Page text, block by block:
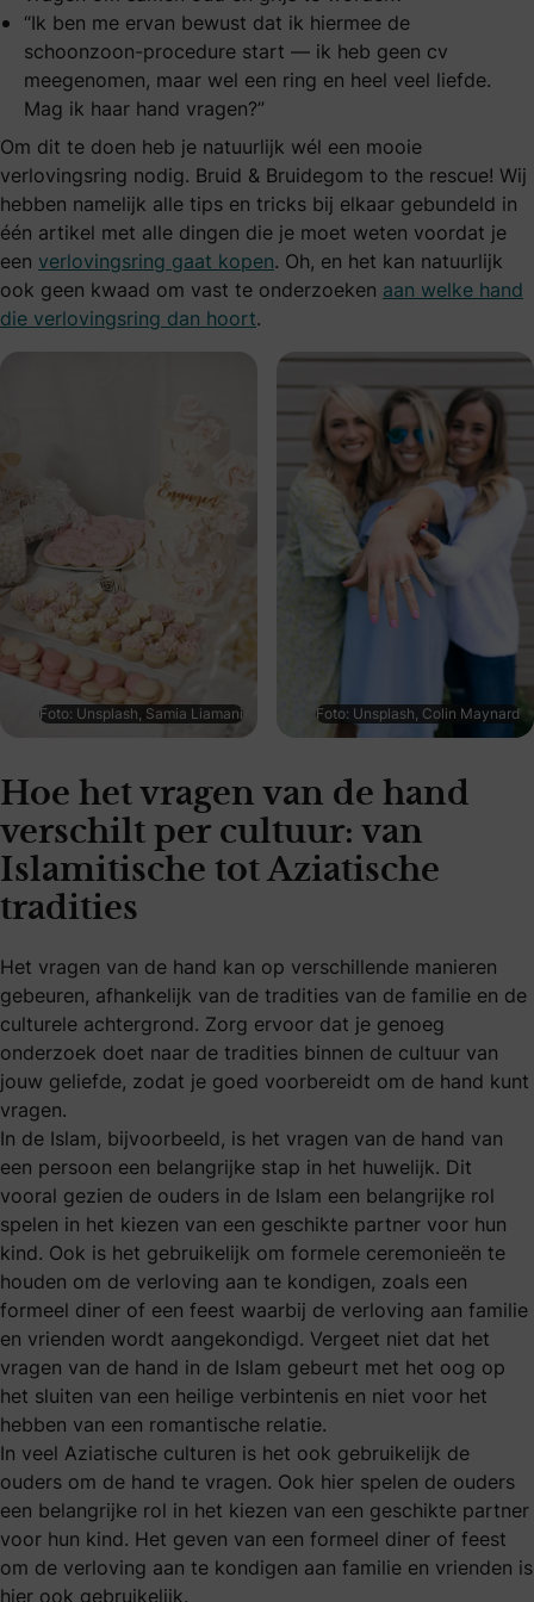
“Ik ben me ervan bewust dat ik hiermee de
schoonzoon-procedure start — ik heb geen cv
meegenomen, maar wel een ring en heel veel liefde.
Mag ik haar hand vragen?”
Om dit te doen heb je natuurlijk wél een mooie
verlovingsring nodig. Bruid & Bruidegom to the rescue! Wij
hebben namelijk alle tips en tricks bij elkaar gebundeld in
één artikel met alle dingen die je moet weten voordat je
een verlovingsring gaat kopen. Oh, en het kan natuurlijk
ook geen kwaad om vast te onderzoeken aan welke hand
die verlovingsring dan hoort.
Foto: Unsplash, Samia Liamani Foto: Unsplash, Colin Maynard
Hoe het vragen van de hand
verschilt per cultuur: van
Islamitische tot Aziatische
tradities
Het vragen van de hand kan op verschillende manieren
gebeuren, afhankelijk van de tradities van de familie en de
culturele achtergrond. Zorg ervoor dat je genoeg
onderzoek doet naar de tradities binnen de cultuur van
jouw geliefde, zodat je goed voorbereidt om de hand kunt
vragen.
In de Islam, bijvoorbeeld, is het vragen van de hand van
een persoon een belangrijke stap in het huwelijk. Dit
vooral gezien de ouders in de Islam een belangrijke rol
spelen in het kiezen van een geschikte partner voor hun
kind. Ook is het gebruikelijk om formele ceremonieën te
houden om de verloving aan te kondigen, zoals een
formeel diner of een feest waarbij de verloving aan familie
en vrienden wordt aangekondigd. Vergeet niet dat het
vragen van de hand in de Islam gebeurt met het oog op
het sluiten van een heilige verbintenis en niet voor het
hebben van een romantische relatie.
In veel Aziatische culturen is het ook gebruikelijk de
ouders om de hand te vragen. Ook hier spelen de ouders
een belangrijke rol in het kiezen van een geschikte partner
voor hun kind. Het geven van een formeel diner of feest
om de verloving aan te kondigen aan familie en vrienden is
hier ook gebruikelijk.